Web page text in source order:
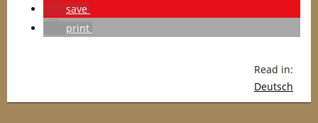
save
print
Read in:
Deutsch